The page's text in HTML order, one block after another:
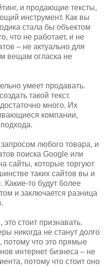
и продающие тексты,
инструмент. Как вы
стала бы объектом
что не работает, и не
– не актуально для
вещам огласка не
умеет продавать.
такой текст.
много. Их
компании,
любого товара, и
поиска Google или
сайты, которые торгуют
таких сайтов вы и
Какие-то будут более
и заключается разница
стоит признавать.
никогда не станут долго
потому что это прямые
интернет бизнеса – не
потому что стоит оно